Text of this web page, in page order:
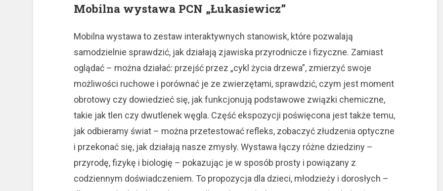
Mobilna wystawa PCN „Łukasiewicz”
Mobilna wystawa to zestaw interaktywnych stanowisk, które pozwalają
samodzielnie sprawdzić, jak działają zjawiska przyrodnicze i fizyczne. Zamiast
oglądać – można działać: przejść przez „cykl życia drzewa”, zmierzyć swoje
możliwości ruchowe i porównać je ze zwierzętami, sprawdzić, czym jest moment
obrotowy czy dowiedzieć się, jak funkcjonują podstawowe związki chemiczne,
takie jak tlen czy dwutlenek węgla. Część ekspozycji poświęcona jest także temu,
jak odbieramy świat – można przetestować refleks, zobaczyć złudzenia optyczne
i przekonać się, jak działają nasze zmysły. Wystawa łączy różne dziedziny –
przyrodę, fizykę i biologię – pokazując je w sposób prosty i powiązany z
codziennym doświadczeniem. To propozycja dla dzieci, młodzieży i dorosłych –